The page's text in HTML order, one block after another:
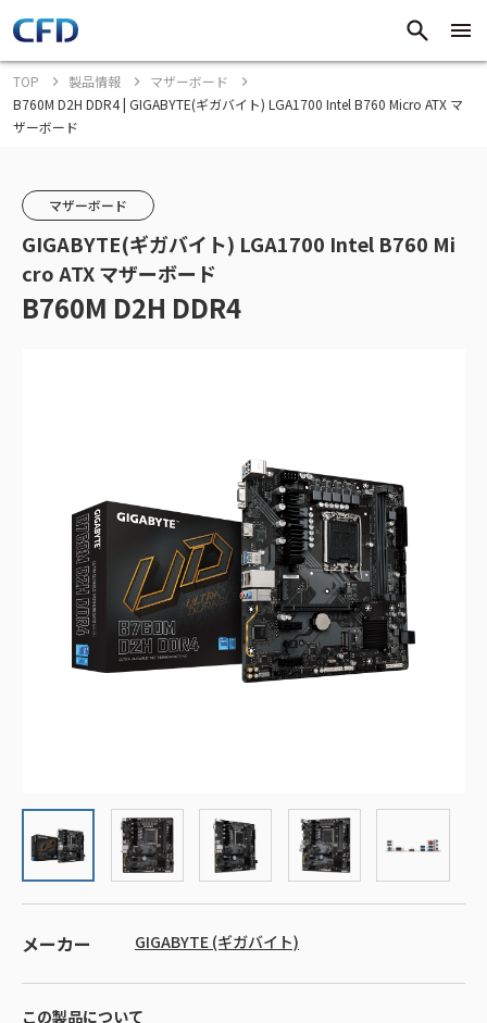
TOP 製品情報
マザーボード
B760M D2H DDR4 | GIGABYTE(ギガバイト) LGA1700 Intel B760 Micro ATX マ
ザーボード
マザーボード
GIGABYTE(ギガバイト) LGA1700 Intel B760 Mi
cro ATX マザーボード
B760M D2H DDR4
メーカー GIGABYTE (ギガバイト)
この製品について